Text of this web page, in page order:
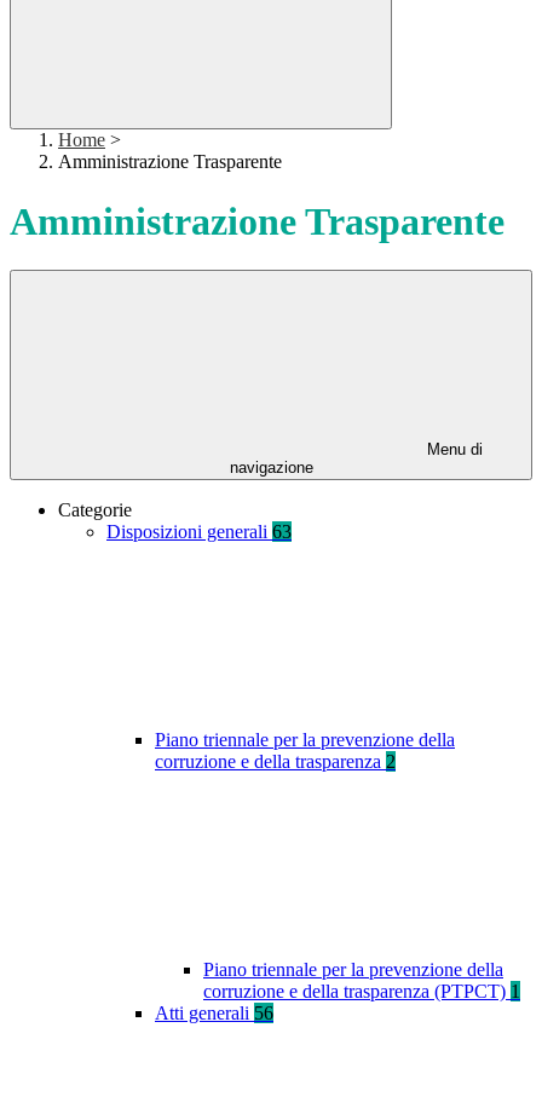
Home >
Amministrazione Trasparente
Amministrazione Trasparente
Menu di
navigazione
Categorie
Disposizioni generali 63
Piano triennale per la prevenzione della
corruzione e della trasparenza 2
Piano triennale per la prevenzione della
corruzione e della trasparenza (PTPCT) 1
Atti generali 56